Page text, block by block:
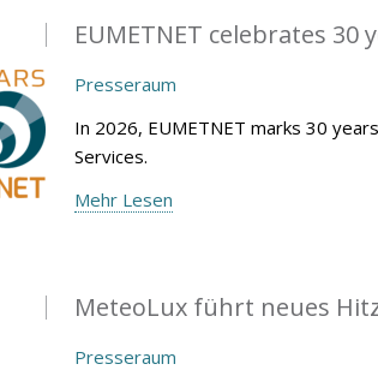
EUMETNET celebrates
Presseraum
In 2026, EUMETNET marks 30
Services.
Mehr Lesen
MeteoLux führt neues
Presseraum